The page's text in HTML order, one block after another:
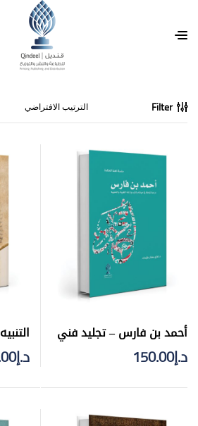
Filter
أحمد بن فارس – تجليد فني
د.إ150.00 د.إ